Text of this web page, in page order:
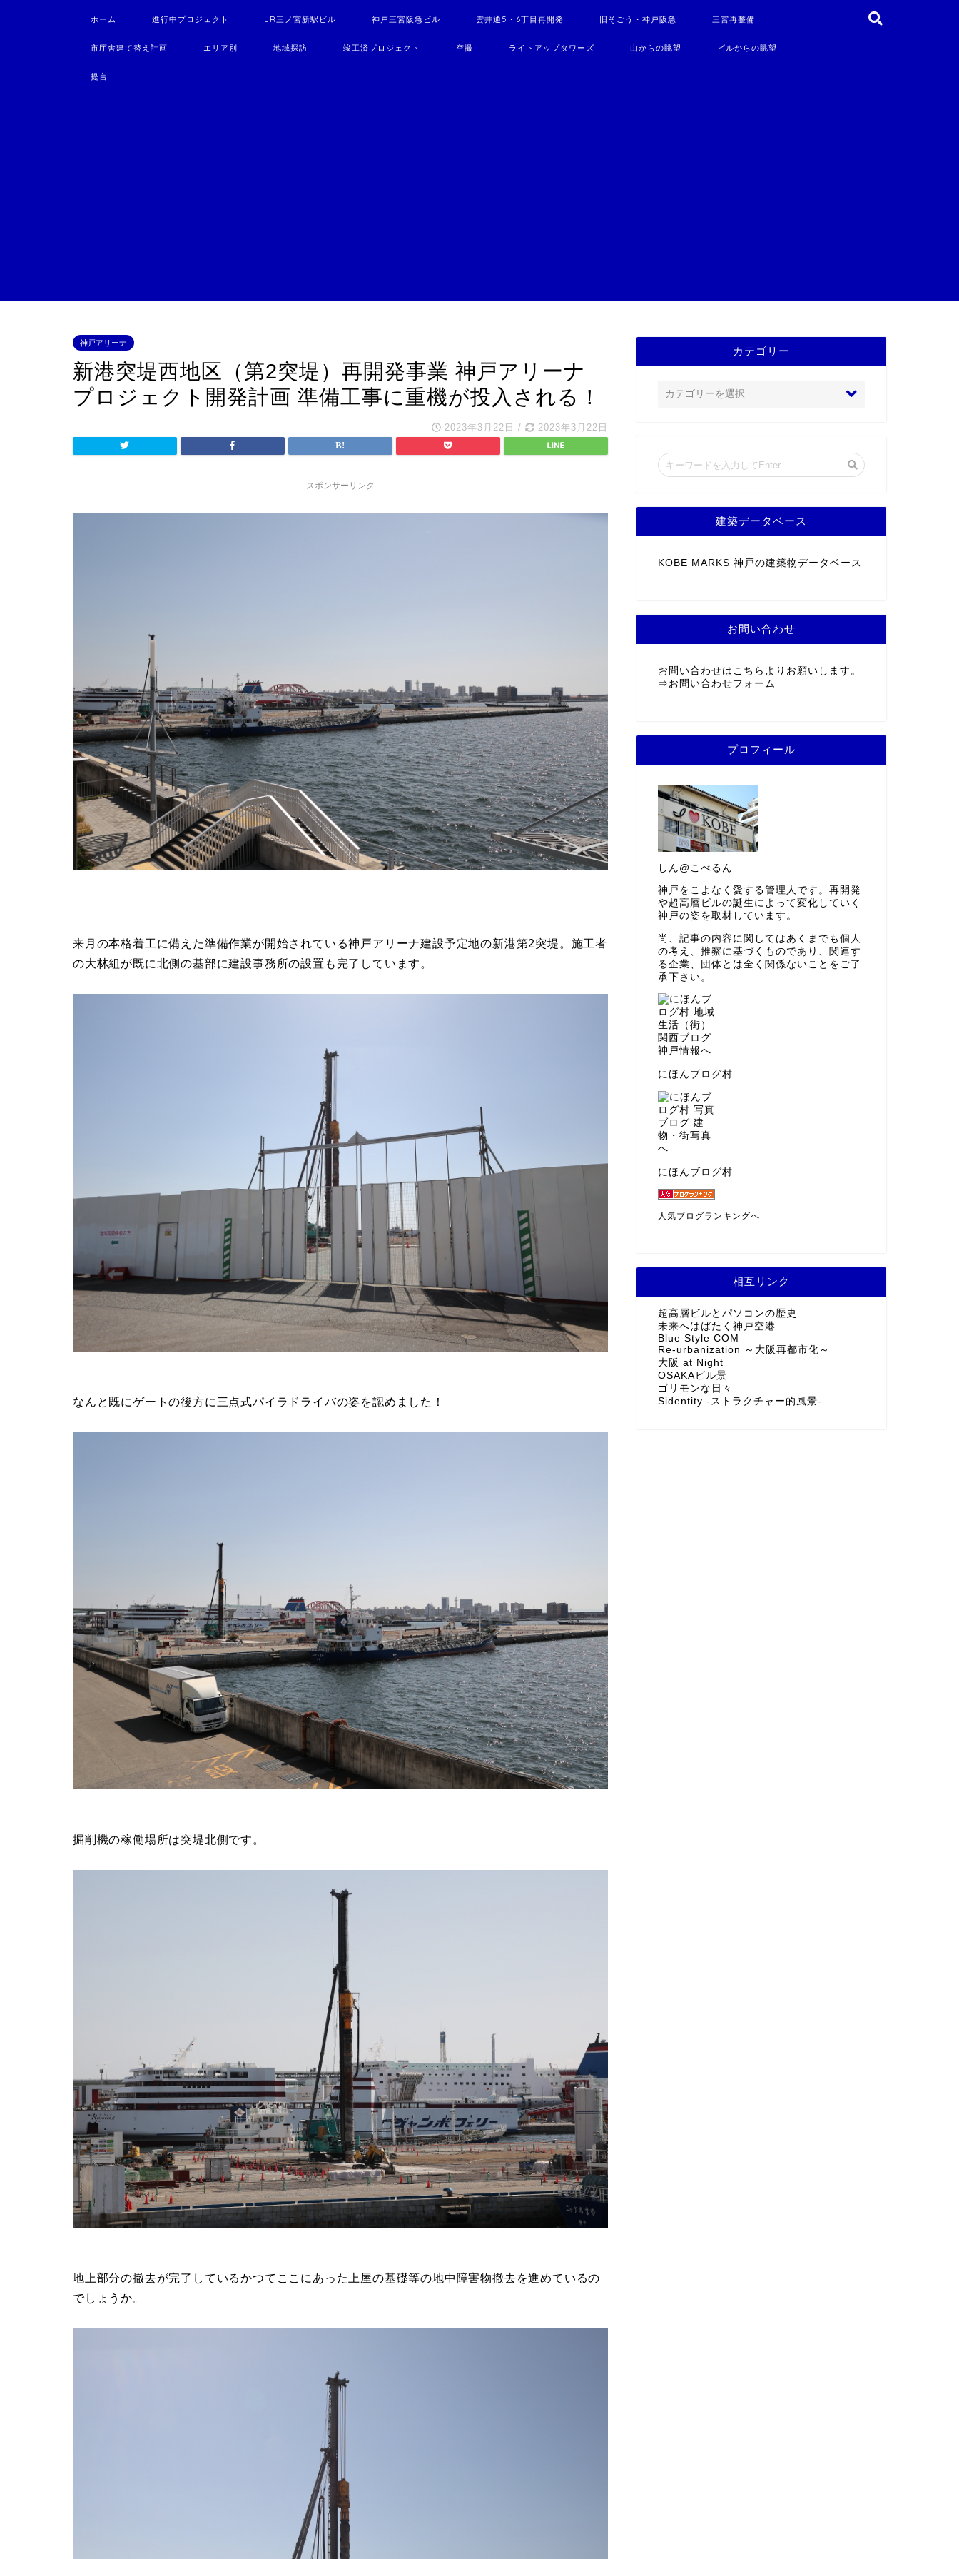
ホーム 進行中プロジェクト JR三ノ宮新駅ビル 神戸三宮阪急ビル 雲井通5・6丁目再開発 旧そごう・神戸阪急 三宮再整備
市庁舎建て替え計画 エリア別 地域探訪 竣工済プロジェクト 空撮 ライトアップタワーズ 山からの眺望 ビルからの眺望
提言
神戸アリーナ
新港突堤西地区（第2突堤）再開発事業 神戸アリーナ
プロジェクト開発計画 準備工事に重機が投入される！
2023年3月22日 / 2023年3月22日
スポンサーリンク
来月の本格着工に備えた準備作業が開始されている神戸アリーナ建設予定地の新港第2突堤。施工者
の大林組が既に北側の基部に建設事務所の設置も完了しています。
なんと既にゲートの後方に三点式パイラドライバの姿を認めました！
掘削機の稼働場所は突堤北側です。
地上部分の撤去が完了しているかつてここにあった上屋の基礎等の地中障害物撤去を進めているの
でしょうか。
カテゴリー
建築データベース
KOBE MARKS 神戸の建築物データベース
お問い合わせ
お問い合わせはこちらよりお願いします。
⇒ お問い合わせフォーム
プロフィール
しん@こべるん
神戸をこよなく愛する管理人です。再開発
や超高層ビルの誕生によって変化していく
神戸の姿を取材しています。
尚、記事の内容に関してはあくまでも個人
の考え、推察に基づくものであり、関連す
る企業、団体とは全く関係ないことをご了
承下さい。
にほんブログ村
にほんブログ村
人気ブログランキングへ
相互リンク
超高層ビルとパソコンの歴史
未来へはばたく神戸空港
Blue Style COM
Re-urbanization ～大阪再都市化～
大阪 at Night
OSAKAビル景
ゴリモンな日々
Sidentity -ストラクチャー的風景-